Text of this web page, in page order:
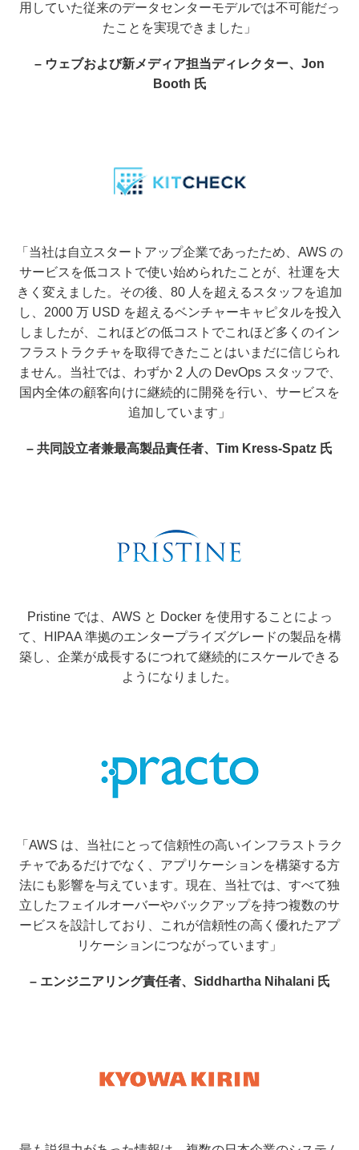
用していた従来のデータセンターモデルでは不可能だっ
たことを実現できました」
– ウェブおよび新メディア担当ディレクター、Jon
Booth 氏
「当社は自立スタートアップ企業であったため、AWS の
サービスを低コストで使い始められたことが、社運を大
きく変えました。その後、80 人を超えるスタッフを追加
し、2000 万 USD を超えるベンチャーキャピタルを投入
しましたが、これほどの低コストでこれほど多くのイン
フラストラクチャを取得できたことはいまだに信じられ
ません。当社では、わずか 2 人の DevOps スタッフで、
国内全体の顧客向けに継続的に開発を行い、サービスを
追加しています」
– 共同設立者兼最高製品責任者、Tim Kress-Spatz 氏
Pristine では、AWS と Docker を使用することによっ
て、HIPAA 準拠のエンタープライズグレードの製品を構
築し、企業が成長するにつれて継続的にスケールできる
ようになりました。
「AWS は、当社にとって信頼性の高いインフラストラク
チャであるだけでなく、アプリケーションを構築する方
法にも影響を与えています。現在、当社では、すべて独
立したフェイルオーバーやバックアップを持つ複数のサ
ービスを設計しており、これが信頼性の高く優れたアプ
リケーションにつながっています」
– エンジニアリング責任者、Siddhartha Nihalani 氏